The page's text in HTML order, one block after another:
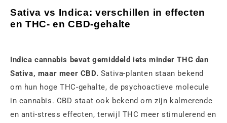
Sativa vs Indica: verschillen in effecten
en THC- en CBD-gehalte
Indica cannabis bevat gemiddeld iets minder THC dan
Sativa, maar meer CBD. Sativa-planten staan bekend
om hun hoge THC-gehalte, de psychoactieve molecule
in cannabis. CBD staat ook bekend om zijn kalmerende
en anti-stress effecten, terwijl THC meer stimulerend en